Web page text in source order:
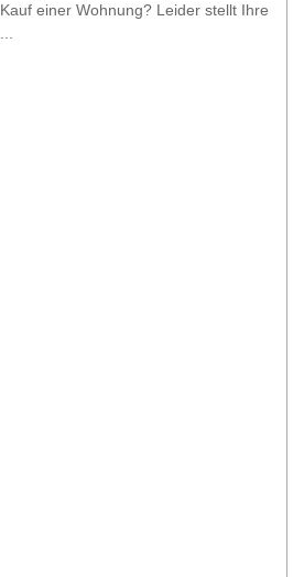
Kauf einer Wohnung? Leider stellt Ihre
...